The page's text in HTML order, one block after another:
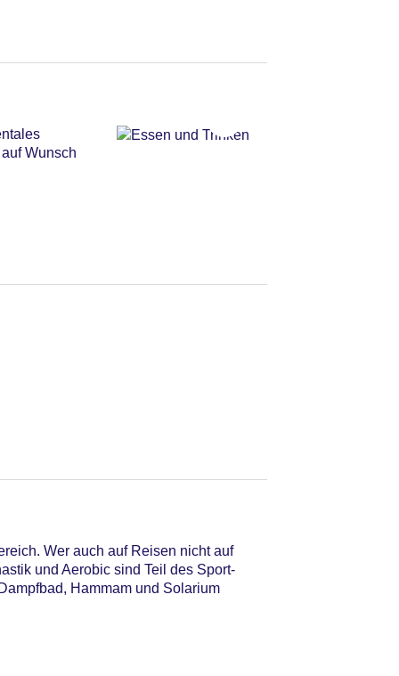
Wunsch
Wer auch auf Reisen nicht auf
und Aerobic sind Teil des Sport-
Hammam und Solarium